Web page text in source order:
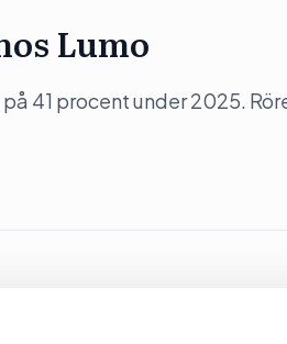
Lumo
41 procent under 2025.
till förlust